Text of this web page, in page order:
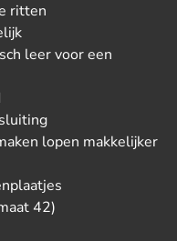
ritten
leer voor een
lopen makkelijker
42)